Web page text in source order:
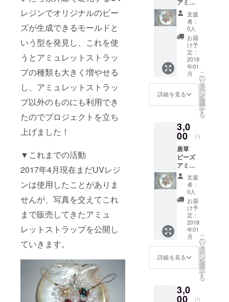
レジンでオリジナルのビー
ズが生成できるモールドと
いう型を発見し、これを使
うとアミュレットストラッ
プの種類も大きく増やせる
し、アミュレットストラッ
プ以外のものにも利用でき
たのでプロジェクトを立ち
上げました！
▼これまでの活動
2017年4月現在まだUVレジ
ンは使用したことがありま
せんが、写真を交えてこれ
まで販売してきたアミュ
レットストラップを公開し
ていきます。
これは6
枚の内
にカウ
ントさ
れませ
ん。 A4
サイズ
のチラ
シか名
刺カー
ド
(91×55
かお願
いしま
す。(混
在させ
るのも
可能で
す) 素材
提供元
(NO
IMAGE)
http://d
esign-
ec.com
からお
好きな
物をお
一つお
選び下
さい。
アミュ
レット
スト
ラップ
シリー
(白色)、
2(桜
色)、
3(檸檬
色)、
4(桃
色)、5
号(若草
号(空色)
これら
からお
好きな
物をお
一つお
選び下
さい。
支援
者：
0人
お届
け予
定：
2018
年01
月
詳細を見る
こ
の
リ
タ
ー
ン
を
選
択
す
る
3,0
00 円
唐草
ビーズ
アミュ
レット
スト
ラップ
シリー
(白色)、
2(桜
色)、
3(檸檬
色)、
4(桃
色)、5
号(若草
号(空色)
これら
支援
者：
0人
お届
け予
定：
2018
年01
月
詳細を見る
こ
の
リ
タ
ー
ン
を
選
択
す
る
3,0
00 円